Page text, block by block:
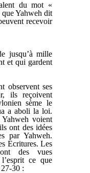
du mot «
Yahweh dit
recevoir
jusqu’à mille
et qui gardent
observent ses
ils reçoivent
sème le
a aboli la loi.
voient
ont des idées
par Yahweh.
Ecritures. Les
des vues
ce que
30 :